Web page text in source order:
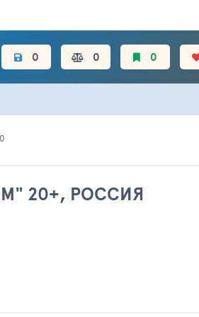
0 0 0
20+, РОССИЯ